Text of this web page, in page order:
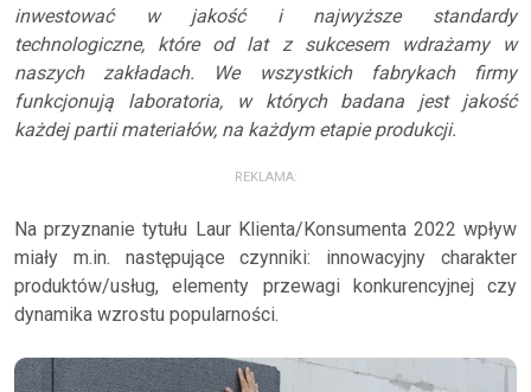
inwestować w jakość i najwyższe standardy
technologiczne, które od lat z sukcesem wdrażamy w
naszych zakładach. We wszystkich fabrykach firmy
funkcjonują laboratoria, w których badana jest jakość
każdej partii materiałów, na każdym etapie produkcji.
REKLAMA:
Na przyznanie tytułu Laur Klienta/Konsumenta 2022 wpływ
miały m.in. następujące czynniki: innowacyjny charakter
produktów/usług, elementy przewagi konkurencyjnej czy
dynamika wzrostu popularności.